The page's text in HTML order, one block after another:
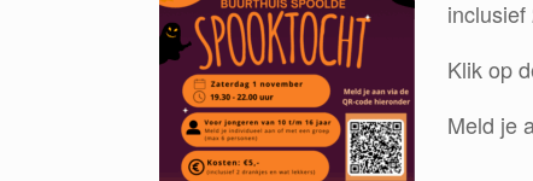
Klik op
Meld je